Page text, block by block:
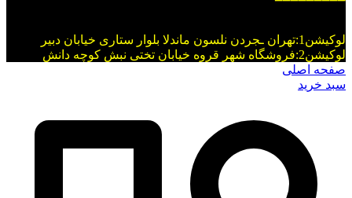
لوکیشن1:تهران ـجردن نلسون ماندلا بلوار ستاری خیابان دبیر
لوکیشن2:فروشگاه شهر قروه خیابان تختی نبش کوچه دانش
صفحه اصلی
سبد خرید